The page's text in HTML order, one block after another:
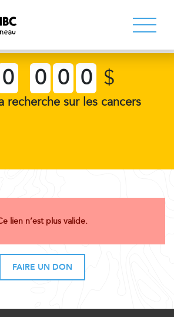
0 0 0 0 $
recherche sur les cancers
lien n’est plus valide.
FAIRE UN DON